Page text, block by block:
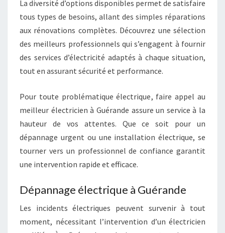
La diversité d’options disponibles permet de satisfaire
tous types de besoins, allant des simples réparations
aux rénovations complètes. Découvrez une sélection
des meilleurs professionnels qui s’engagent à fournir
des services d’électricité adaptés à chaque situation,
tout en assurant sécurité et performance.
Pour toute problématique électrique, faire appel au
meilleur électricien à Guérande assure un service à la
hauteur de vos attentes. Que ce soit pour un
dépannage urgent ou une installation électrique, se
tourner vers un professionnel de confiance garantit
une intervention rapide et efficace.
Dépannage électrique à Guérande
Les incidents électriques peuvent survenir à tout
moment, nécessitant l’intervention d’un électricien